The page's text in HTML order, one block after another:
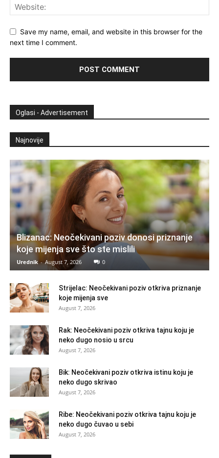
Save my name, email, and website in this browser for the
next time I comment.
Oglasi - Advertisement
Najnovije
Blizanac: Neočekivani poziv donosi priznanje
koje mijenja sve što ste mislili
Urednik - August 7, 2026 0
Strijelac: Neočekivani poziv otkriva priznanje
koje mijenja sve
August 7, 2026
Rak: Neočekivani poziv otkriva tajnu koju je
neko dugo nosio u srcu
August 7, 2026
Bik: Neočekivani poziv otkriva istinu koju je
neko dugo skrivao
August 7, 2026
Ribe: Neočekivani poziv otkriva tajnu koju je
neko dugo čuvao u sebi
August 7, 2026